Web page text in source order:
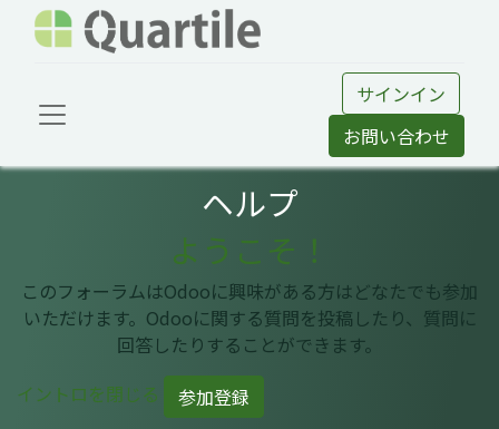
サインイン
お問い合わせ
ヘルプ
ようこそ！
このフォーラムはOdooに興味がある方はどなたでも参加
いただけます。Odooに関する質問を投稿したり、質問に
回答したりすることができます。
イントロを閉じる
参加登録